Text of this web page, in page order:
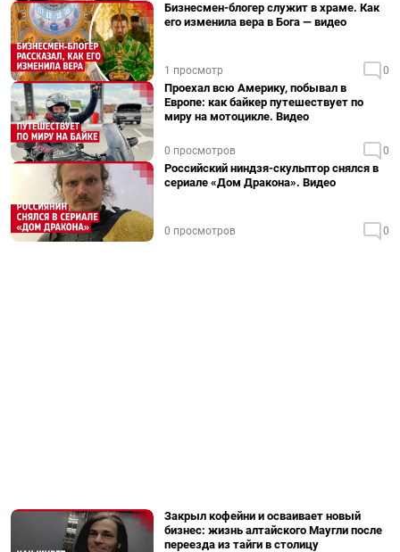
Бизнесмен-блогер служит в храме. Как
его изменила вера в Бога — видео
1 просмотр 0
Проехал всю Америку, побывал в
Европе: как байкер путешествует по
миру на мотоцикле. Видео
0 просмотров 0
Российский ниндзя-скульптор снялся в
сериале «Дом Дракона». Видео
0 просмотров 0
Закрыл кофейни и осваивает новый
бизнес: жизнь алтайского Маугли после
переезда из тайги в столицу